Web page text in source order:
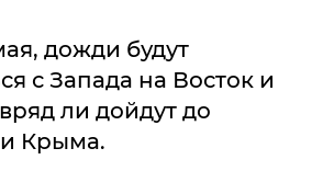
дожди будут
с Запада на Восток и
ли дойдут до
Крыма.